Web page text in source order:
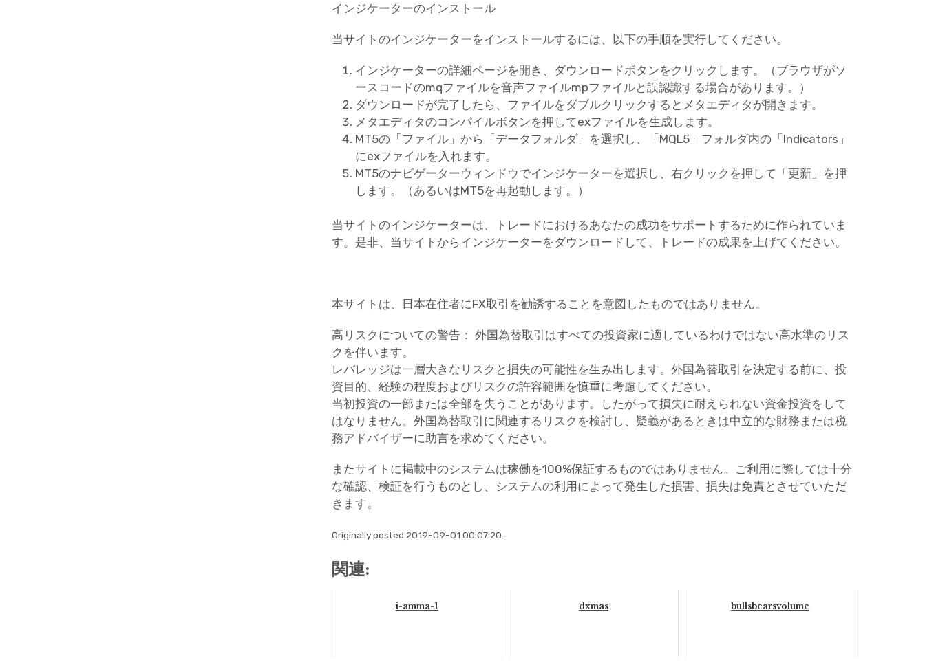
インジケーターのインストール
当サイトのインジケーターをインストールするには、以下の手順を実行してください。
インジケーターの詳細ページを開き、ダウンロードボタンをクリックします。（ブラウザがソ
ースコードのmqファイルを音声ファイルmpファイルと誤認識する場合があります。）
ダウンロードが完了したら、ファイルをダブルクリックするとメタエディタが開きます。
メタエディタのコンパイルボタンを押してexファイルを生成します。
MT5の「ファイル」から「データフォルダ」を選択し、「MQL5」フォルダ内の「Indicators」
にexファイルを入れます。
MT5のナビゲーターウィンドウでインジケーターを選択し、右クリックを押して「更新」を押
します。（あるいはMT5を再起動します。）
当サイトのインジケーターは、トレードにおけるあなたの成功をサポートするために作られていま
す。是非、当サイトからインジケーターをダウンロードして、トレードの成果を上げてください。
本サイトは、日本在住者にFX取引を勧誘することを意図したものではありません。
高リスクについての警告： 外国為替取引はすべての投資家に適しているわけではない高水準のリス
クを伴います。
レバレッジは一層大きなリスクと損失の可能性を生み出します。外国為替取引を決定する前に、投
資目的、経験の程度およびリスクの許容範囲を慎重に考慮してください。
当初投資の一部または全部を失うことがあります。したがって損失に耐えられない資金投資をして
はなりません。外国為替取引に関連するリスクを検討し、疑義があるときは中立的な財務または税
務アドバイザーに助言を求めてください。
またサイトに掲載中のシステムは稼働を100%保証するものではありません。ご利用に際しては十分
な確認、検証を行うものとし、システムの利用によって発生した損害、損失は免責とさせていただ
きます。
Originally posted 2019-09-01 00:07:20.
関連:
i-amma-1 dxmas bullsbearsvolume